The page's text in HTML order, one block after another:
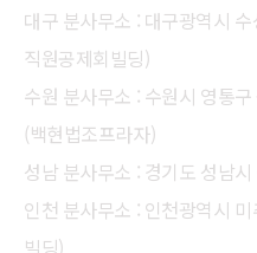
대구 분사무소 : 대구광역시
직원공제회빌딩)
수원 분사무소 : 수원시 영통
(백현법조프라자)
성남 분사무소 : 경기도 성남
인천 분사무소 : 인천광역시
빌딩)